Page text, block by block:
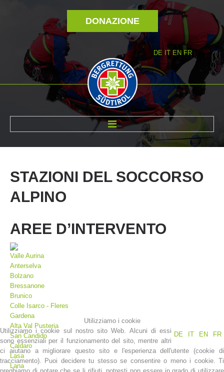
DONAZIONE
DE IT EN FR
La storia
STAZIONI DEL SOCCORSO
ALPINO
AREE D’INTERVENTO
Valle Aurina
Anterselva
Bolzano
Bressanone
Brunico
Colle Isarco - Fleres
Gardena
Alta Val Pusteria
San Candido
Caldaro
Lasa
Lana
Utilizziamo i cookie
DE
IT EN FR
Utilizziamo i cookie sul nostro sito Web. Alcuni di essi
sono essenziali per il funzionamento del sito, mentre altri
ci aiutano a migliorare questo sito e l'esperienza dell'utente (cookie di
tracciamento). Puoi decidere tu stesso se consentire o meno i cookie. Ti
preghiamo di notare che se li rifiuti, potresti non essere in grado di utilizzare